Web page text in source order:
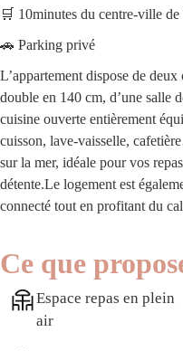
🛒 10minutes du centre-ville
🚗 Parking privé
L’appartement dispose de
double en 140 cm, d’une salle
cuisine ouverte entièrement
cuisson, lave-vaisselle,
sur la mer, idéale pour vos
détente.Le logement est
connecté tout en profitant du
Ce que
Espace repas en plein
air